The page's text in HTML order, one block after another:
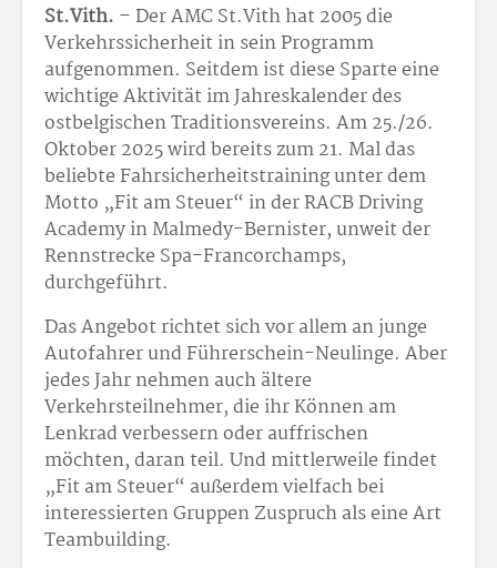
St.Vith. – Der AMC St.Vith hat 2005 die
Verkehrssicherheit in sein Programm
aufgenommen. Seitdem ist diese Sparte eine
wichtige Aktivität im Jahreskalender des
ostbelgischen Traditionsvereins. Am 25./26.
Oktober 2025 wird bereits zum 21. Mal das
beliebte Fahrsicherheitstraining unter dem
Motto „Fit am Steuer“ in der RACB Driving
Academy in Malmedy-Bernister, unweit der
Rennstrecke Spa-Francorchamps,
durchgeführt.
Das Angebot richtet sich vor allem an junge
Autofahrer und Führerschein-Neulinge. Aber
jedes Jahr nehmen auch ältere
Verkehrsteilnehmer, die ihr Können am
Lenkrad verbessern oder auffrischen
möchten, daran teil. Und mittlerweile findet
„Fit am Steuer“ außerdem vielfach bei
interessierten Gruppen Zuspruch als eine Art
Teambuilding.